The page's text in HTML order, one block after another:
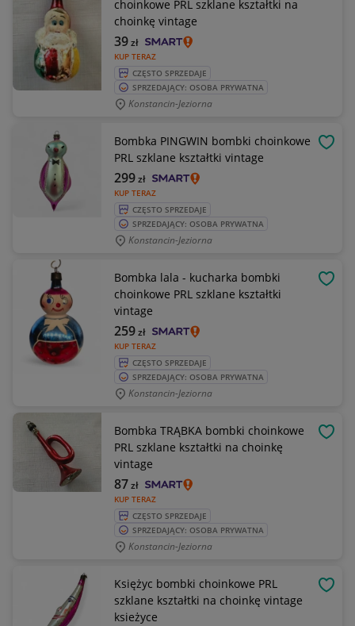
choinkowe PRL szklane kształtki na
choinkę vintage
KUP TERAZ
39zł
CZĘSTO SPRZEDAJE
SPRZEDAJĄCY: OSOBA PRYWATNA
Konstancin-Jeziorna
Bombka PINGWIN bombki choinkowe
PRL szklane kształtki vintage
KUP TERAZ
299zł
CZĘSTO SPRZEDAJE
SPRZEDAJĄCY: OSOBA PRYWATNA
Konstancin-Jeziorna
Bombka lala - kucharka bombki
choinkowe PRL szklane kształtki
vintage
KUP TERAZ
259zł
CZĘSTO SPRZEDAJE
SPRZEDAJĄCY: OSOBA PRYWATNA
Konstancin-Jeziorna
Bombka TRĄBKA bombki choinkowe
PRL szklane kształtki na choinkę
vintage
KUP TERAZ
87zł
CZĘSTO SPRZEDAJE
SPRZEDAJĄCY: OSOBA PRYWATNA
Konstancin-Jeziorna
Księżyc bombki choinkowe PRL
szklane kształtki na choinkę vintage
ksieżyce